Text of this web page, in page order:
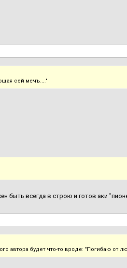
сей мечъ...."
быть всегда в строю и готов аки
автора будет что-то вроде: "Погибаю от